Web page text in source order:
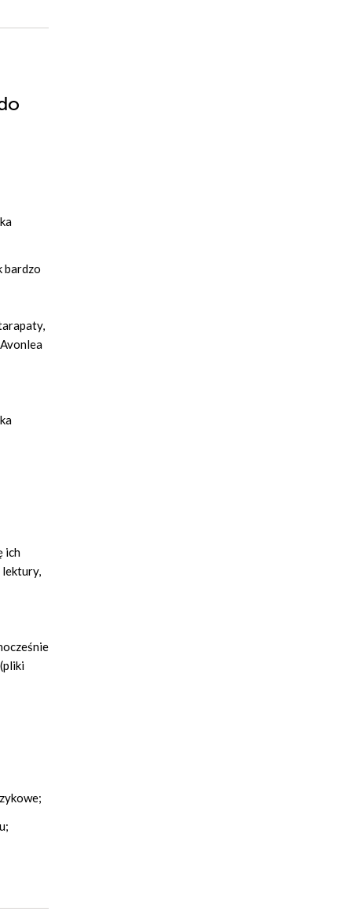
bardzo
ich
lektury,